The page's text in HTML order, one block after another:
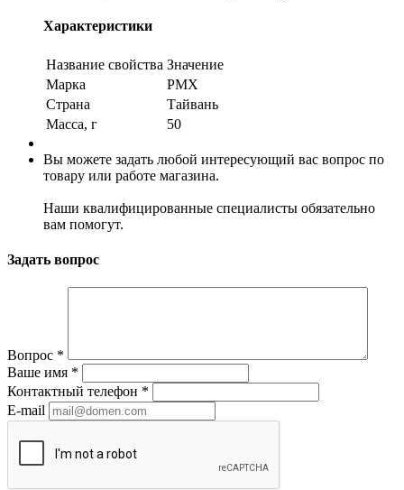
Характеристики
Название свойства Значение
Марка
PMX
Страна
Тайвань
Масса, г
50
Вы можете задать любой интересующий вас вопрос по
товару или работе магазина.
Наши квалифицированные специалисты обязательно
вам помогут.
Задать вопрос
Вопрос *
Ваше имя *
Контактный телефон *
E-mail